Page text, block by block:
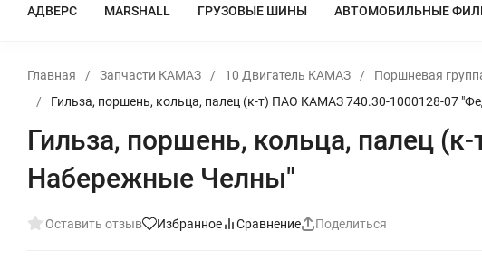
АДВЕРС MARSHALL ГРУЗОВЫЕ ШИНЫ АВТОМОБИЛЬНЫЕ
Главная / Запчасти КАМАЗ / 10 Двигатель КАМАЗ /
Поршневая
/
Гильза, поршень, кольца, палец (к-т) ПАО КАМАЗ 740.30-1000128-07
Гильза, поршень, кольца, палец
Набережные Челны"
Оставить отзыв Избранное Сравнение Поделиться